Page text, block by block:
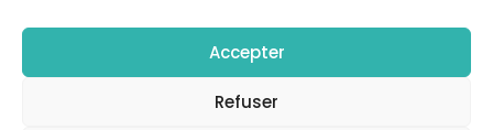
Accepter
Refuser